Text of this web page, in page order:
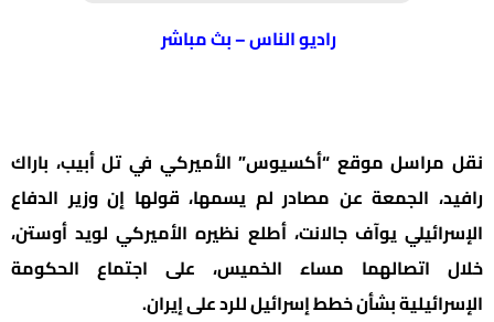
راديو الناس – بث مباشر
نقل مراسل موقع “أكسيوس” الأميركي في تل أبيب، باراك
رافيد، الجمعة عن مصادر لم يسمها، قولها إن وزير الدفاع
الإسرائيلي يوآف جالانت، أطلع نظيره الأميركي لويد أوستن،
خلال اتصالهما مساء الخميس، على اجتماع الحكومة
الإسرائيلية بشأن خطط إسرائيل للرد على إيران.